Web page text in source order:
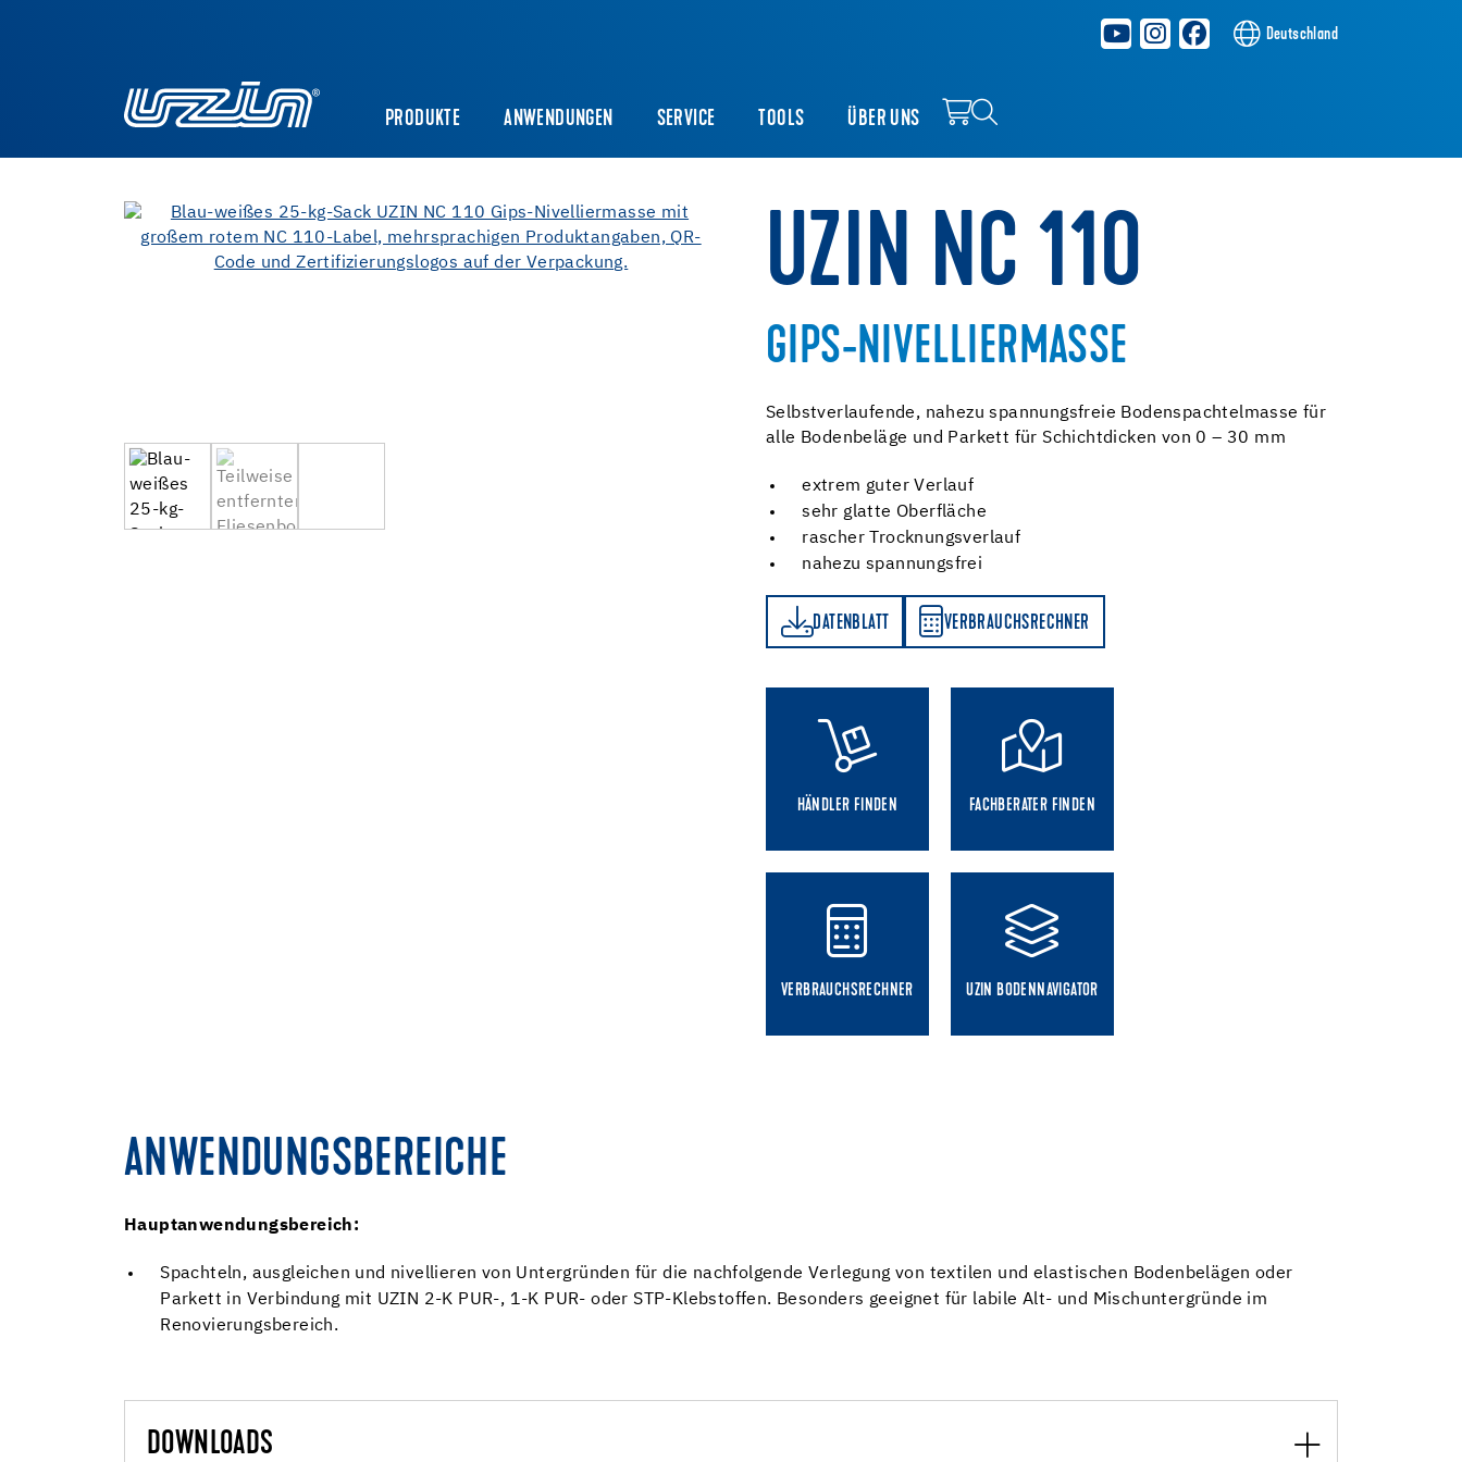
Deutschland
PRODUKTE ANWENDUNGEN SERVICE TOOLS ÜBER UNS
UZIN NC 110
GIPS-NIVELLIERMASSE
Selbstverlaufende, nahezu spannungsfreie Bodenspachtelmasse für
alle Bodenbeläge und Parkett für Schichtdicken von 0 – 30 mm
extrem guter Verlauf
sehr glatte Oberfläche
rascher Trocknungsverlauf
nahezu spannungsfrei
DATENBLATT VERBRAUCHSRECHNER
VERBRAUCHSRECHNER
HÄNDLER FINDEN FACHBERATER FINDEN
VERBRAUCHSRECHNER UZIN BODENNAVIGATOR
ANWENDUNGSBEREICHE
Hauptanwendungsbereich:
Spachteln, ausgleichen und nivellieren von Untergründen für die nachfolgende Verlegung von textilen und elastischen Bodenbelägen oder
Parkett in Verbindung mit UZIN 2-K PUR-, 1-K PUR- oder STP-Klebstoffen. Besonders geeignet für labile Alt- und Mischuntergründe im
Renovierungsbereich.
DOWNLOADS